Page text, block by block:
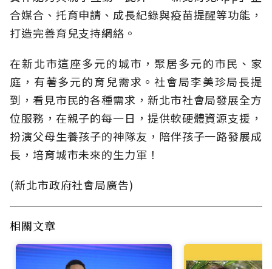
合媒合、托育申請、成長紀錄與疫苗提醒等功能，
打造完善育兒支持網絡。
在新北市這座多元的城市，聚居多元的市民、家
庭，有著多元的育兒需求。社會局李美珍局長提
到，看見市民的各種需求，新北市社會局發展全方
位服務，在親子的每一日，提供軟硬體資源支援，
扮演父母生養孩子的神隊友，陪伴孩子一路發展成
長，培育城市未來的生力軍！
(新北市政府社會局廣告)
相關文章